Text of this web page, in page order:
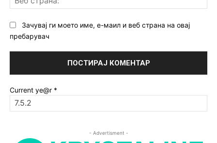
Зачувај ги моето име, е-маил и веб страна на овај
пребарувач
Current ye@r *
- Advertisment -